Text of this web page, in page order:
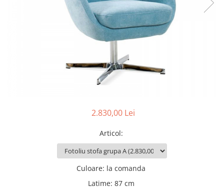
2.830,00 Lei
Articol:
Culoare: la comanda
Latime: 87 cm